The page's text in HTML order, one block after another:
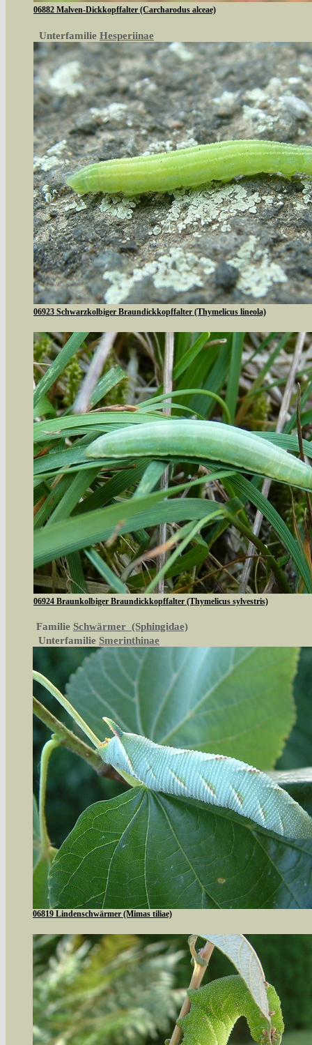
06882 Malven-Dickkopffalter (Carcharodus alceae)
Unterfamilie Hesperiinae
06923 Schwarzkolbiger Braundickkopffalter (Thymelicus lineola)
06924 Braunkolbiger Braundickkopffalter (Thymelicus sylvestris)
Familie Schwärmer (Sphingidae)
Unterfamilie Smerinthinae
06819 Lindenschwärmer (Mimas tiliae)